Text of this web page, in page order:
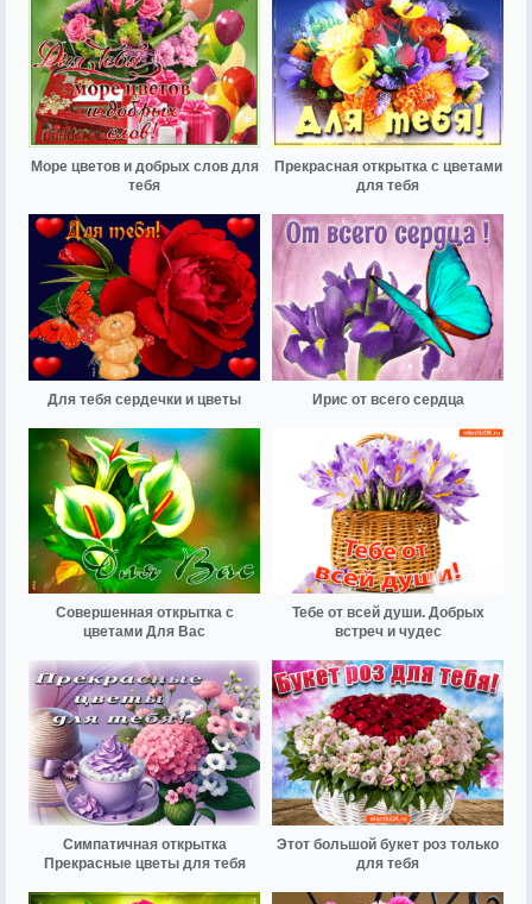
Море цветов и добрых слов для
тебя
Прекрасная открытка с цветами
для тебя
Для тебя сердечки и цветы Ирис от всего сердца
Совершенная открытка с
цветами Для Вас
Тебе от всей души. Добрых
встреч и чудес
Симпатичная открытка
Прекрасные цветы для тебя
Этот большой букет роз только
для тебя